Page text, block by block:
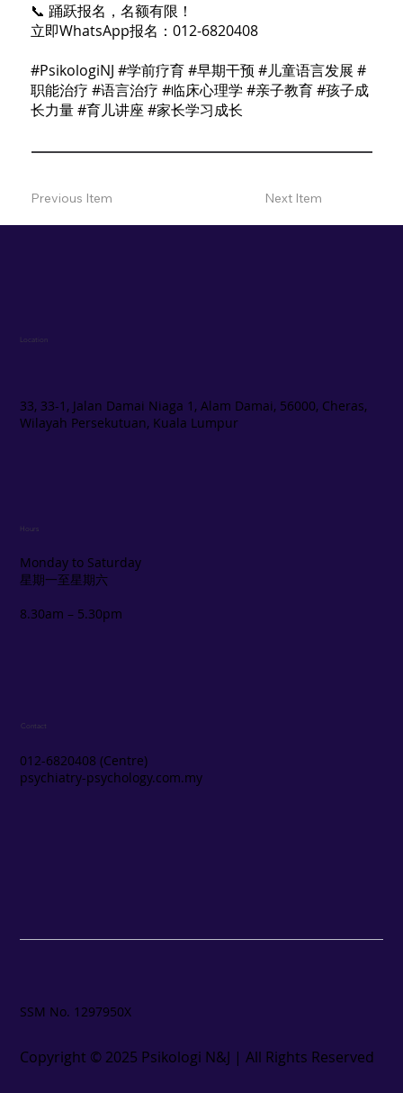
📞 踊跃报名，名额有限！
立即WhatsApp报名：012-6820408
#PsikologiNJ #学前疗育 #早期干预 #儿童语言发展 #
职能治疗 #语言治疗 #临床心理学 #亲子教育 #孩子成
长力量 #育儿讲座 #家长学习成长
Previous Item Next Item
Location
33, 33-1, Jalan Damai Niaga 1, Alam Damai, 56000, Cheras,
Wilayah Persekutuan, Kuala Lumpur
Hours
Monday to Saturday
星期一至星期六
8.30am – 5.30pm
Contact
012-6820408 (Centre)
psychiatry-psychology.com.my
SSM No. 1297950X
Copyright ©️ 2025 Psikologi N&J | All Rights Reserved